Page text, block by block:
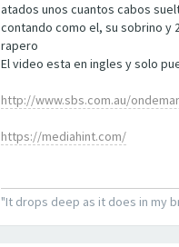
atados unos cuantos cabos
contando como el, su sobrino y
rapero
El video esta en ingles y solo
http://www.sbs.com.au/
https://mediahint.com/
"It drops deep as it does in my